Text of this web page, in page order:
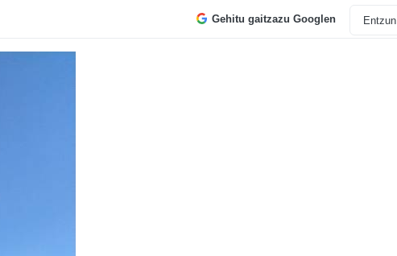
Gehitu gaitzazu Googlen Entzun